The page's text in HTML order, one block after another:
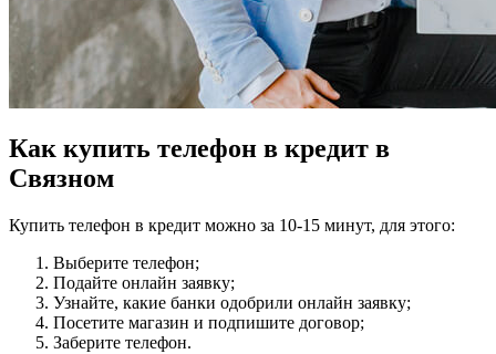
Как купить телефон в кредит в
Связном
Купить телефон в кредит можно за 10-15 минут, для этого:
Выберите телефон;
Подайте онлайн заявку;
Узнайте, какие банки одобрили онлайн заявку;
Посетите магазин и подпишите договор;
Заберите телефон.